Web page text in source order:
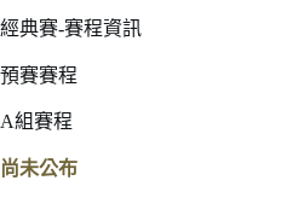
經典賽-賽程資訊
預賽賽程
A組賽程
尚未公布